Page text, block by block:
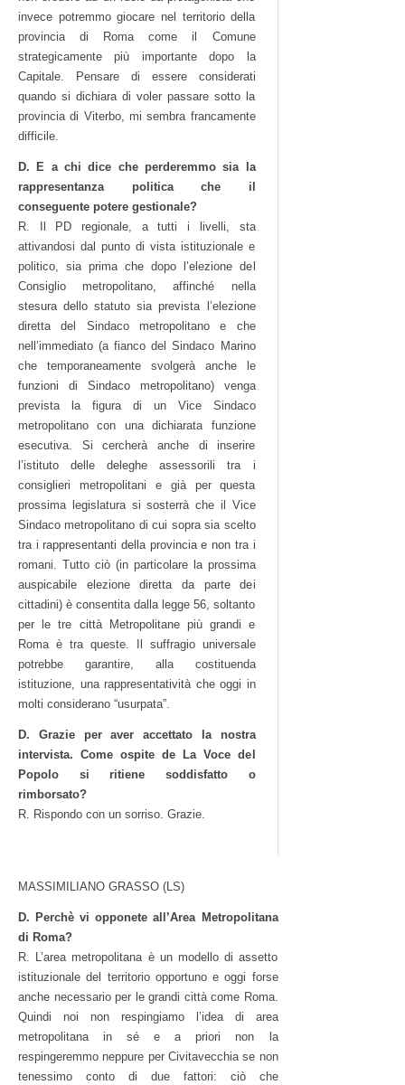
invece potremmo giocare nel territorio della
provincia di Roma come il Comune
strategicamente più importante dopo la
Capitale. Pensare di essere considerati
quando si dichiara di voler passare sotto la
provincia di Viterbo, mi sembra francamente
difficile.
D. E a chi dice che perderemmo sia la
rappresentanza politica che il
conseguente potere gestionale?
R. Il PD regionale, a tutti i livelli, sta
attivandosi dal punto di vista istituzionale e
politico, sia prima che dopo l’elezione del
Consiglio metropolitano, affinché nella
stesura dello statuto sia prevista l’elezione
diretta del Sindaco metropolitano e che
nell’immediato (a fianco del Sindaco Marino
che temporaneamente svolgerà anche le
funzioni di Sindaco metropolitano) venga
prevista la figura di un Vice Sindaco
metropolitano con una dichiarata funzione
esecutiva. Si cercherà anche di inserire
l’istituto delle deleghe assessorili tra i
consiglieri metropolitani e già per questa
prossima legislatura si sosterrà che il Vice
Sindaco metropolitano di cui sopra sia scelto
tra i rappresentanti della provincia e non tra i
romani. Tutto ciò (in particolare la prossima
auspicabile elezione diretta da parte dei
cittadini) è consentita dalla legge 56, soltanto
per le tre città Metropolitane più grandi e
Roma è tra queste. Il suffragio universale
potrebbe garantire, alla costituenda
istituzione, una rappresentatività che oggi in
molti considerano “usurpata”.
D. Grazie per aver accettato la nostra
intervista. Come ospite de La Voce del
Popolo si ritiene soddisfatto o
rimborsato?
R. Rispondo con un sorriso. Grazie.
MASSIMILIANO GRASSO (LS)
D. Perchè vi opponete all’Area Metropolitana
di Roma?
R. L’area metropolitana è un modello di assetto
istituzionale del territorio opportuno e oggi forse
anche necessario per le grandi città come Roma.
Quindi noi non respingiamo l’idea di area
metropolitana in sé e a priori non la
respingeremmo neppure per Civitavecchia se non
tenessimo conto di due fattori: ciò che